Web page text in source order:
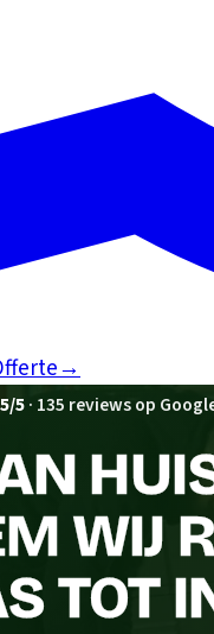
→
5/5· 135 reviews op
WIJ
TOT